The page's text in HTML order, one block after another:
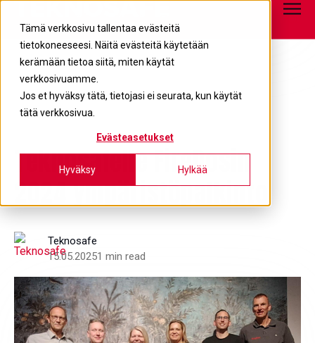
Tämä verkkosivu tallentaa evästeitä
tietokoneeseesi. Näitä evästeitä käytetään
kerämään tietoa siitä, miten käytät
verkkosivuamme.
Jos et hyväksy tätä, tietojasi ei seurata, kun käytät
tätä verkkosivua.
Evästeasetukset
Hyväksy Hylkää
05 680 7700
Teknosafelle FireDosin
2024 ympäristöpalkinto
Teknosafe
15.05.20251 min read